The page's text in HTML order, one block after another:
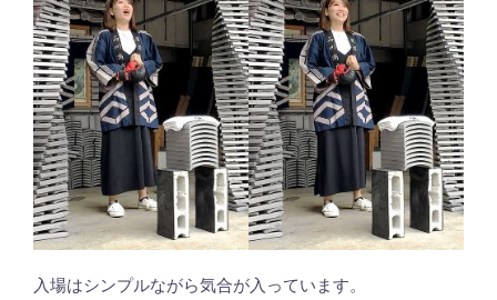
入場はシンプルながら気合が入っています。